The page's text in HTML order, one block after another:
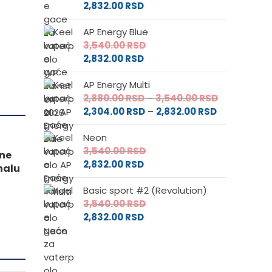
2,832.00RSD
AP Energy Blue
3,540.00RSD
2,832.00RSD
AP Energy Multi
2,880.00RSD–3,540.00RSDRaspon
od
2,304.00RSD – 2,832.00RSDRaspon
cena:
2,832.00 RSD
Neon
3,540.00RSD
2,832.00RSD
Basic sport #2 (Revolution)
3,540.00RSD
2,832.00RSD